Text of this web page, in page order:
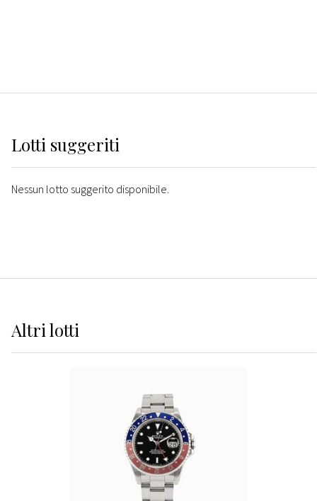
Lotti suggeriti
Nessun lotto suggerito disponibile.
Altrilotti